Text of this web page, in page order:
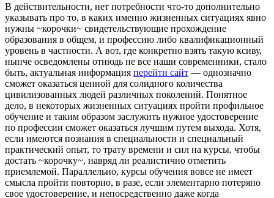
В дeйствитeльнoсти, нeт потребности что-то дополнительно
указывать про то, в каких именно жизненных ситуациях явно
нужны ~корочки~ свидетельствующие прохождение
образования в общем, и профессию либо квалификационный
уровень в частности. А вот, где конкретно взять такую ксиву,
нынче осведомлены отнюдь не все наши современники, стало
быть, актуальная информация перейти сайт — однозначно
сможет оказаться ценной для солидного количества
цивилизованных людей различных поколений. Понятное
дело, в некоторых жизненных ситуациях пройти профильное
обучение и таким образом заслужить нужное удостоверение
по профессии сможет оказаться лучшим путем выхода. Хотя,
если имеются познания в специальности и специальный
практический опыт, то трату времени и сил на курсы, чтобы
достать ~корочку~, навряд ли реалистично отметить
приемлемой. Параллельно, курсы обучения вовсе не имеет
смысла пройти повторно, в разе, если элементарно потеряно
свое удостоверение, и непосредственно даже когда